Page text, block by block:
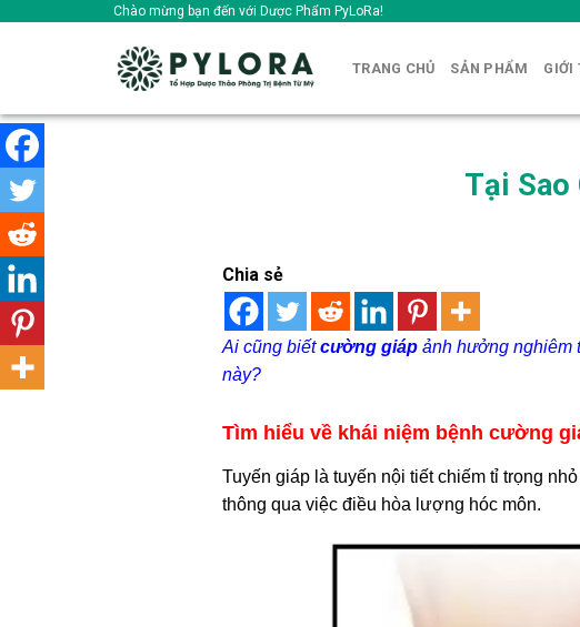
Chào mừng bạn đến với Dược Phẩm PyLoRa!
TRANG CHỦ SẢN PHẨM GIỚI
Tại Sao
Chia sẻ
Ai cũng biếtcường giápảnh hưởng nghiêm
này?
Tìm hiểu về khái niệm bệnh cường
Tuyến giáp là tuyến nội tiết chiếm tỉ trọng
thông qua việc điều hòa lượng hóc môn.